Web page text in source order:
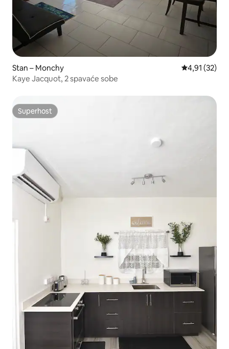
Stan – Monchy Prosječna
4,91 (32)
Kaye Jacquot, 2 spavaće sobe
Superhost
Superhost